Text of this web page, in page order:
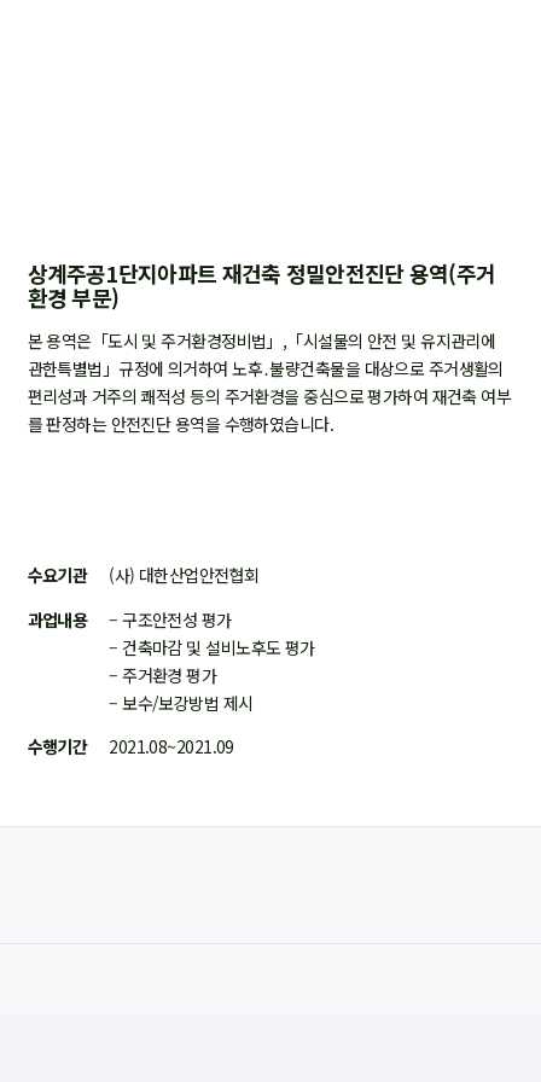
상계주공1단지아파트 재건축 정밀안전진단 용역(주거
환경 부문)
본 용역은「도시 및 주거환경정비법」,「시설물의 안전 및 유지관리에
관한특별법」규정에 의거하여 노후․불량건축물을 대상으로 주거생활의
편리성과 거주의 쾌적성 등의 주거환경을 중심으로 평가하여 재건축 여부
를 판정하는 안전진단 용역을 수행하였습니다.
수요기관
(사) 대한산업안전협회
과업내용
– 구조안전성 평가
– 건축마감 및 설비노후도 평가
– 주거환경 평가
– 보수/보강방법 제시
수행기간
2021.08~2021.09